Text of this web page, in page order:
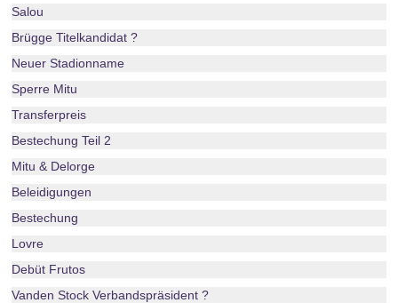
Salou
Brügge Titelkandidat ?
Neuer Stadionname
Sperre Mitu
Transferpreis
Bestechung Teil 2
Mitu & Delorge
Beleidigungen
Bestechung
Lovre
Debüt Frutos
Vanden Stock Verbandspräsident ?